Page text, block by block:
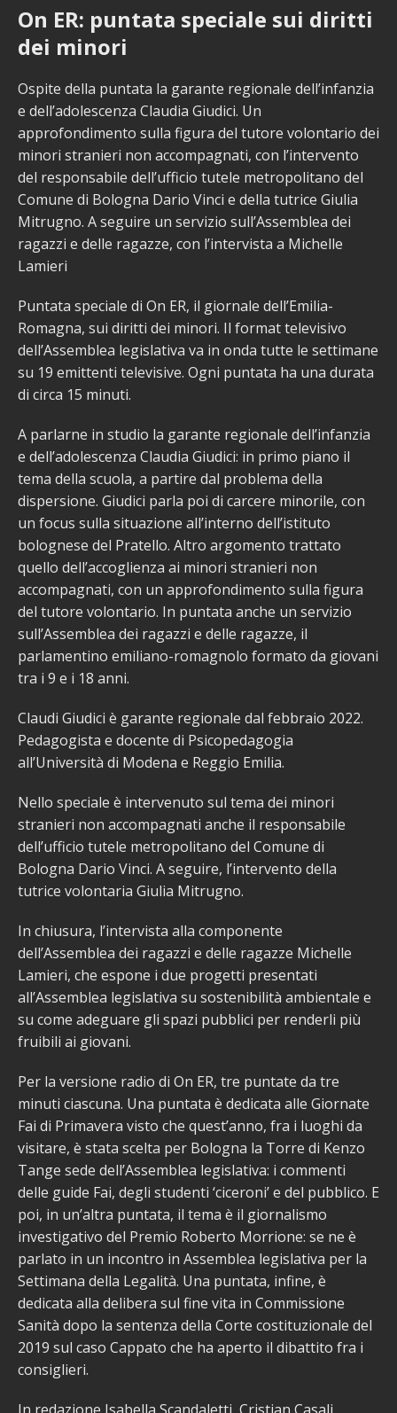
On ER: puntata speciale sui diritti
dei minori
Ospite della puntata la garante regionale dell’infanzia
e dell’adolescenza Claudia Giudici. Un
approfondimento sulla figura del tutore volontario dei
minori stranieri non accompagnati, con l’intervento
del responsabile dell’ufficio tutele metropolitano del
Comune di Bologna Dario Vinci e della tutrice Giulia
Mitrugno. A seguire un servizio sull’Assemblea dei
ragazzi e delle ragazze, con l’intervista a Michelle
Lamieri
Puntata speciale di On ER, il giornale dell’Emilia-
Romagna, sui diritti dei minori. Il format televisivo
dell’Assemblea legislativa va in onda tutte le settimane
su 19 emittenti televisive. Ogni puntata ha una durata
di circa 15 minuti.
A parlarne in studio la garante regionale dell’infanzia
e dell’adolescenza Claudia Giudici: in primo piano il
tema della scuola, a partire dal problema della
dispersione. Giudici parla poi di carcere minorile, con
un focus sulla situazione all’interno dell’istituto
bolognese del Pratello. Altro argomento trattato
quello dell’accoglienza ai minori stranieri non
accompagnati, con un approfondimento sulla figura
del tutore volontario. In puntata anche un servizio
sull’Assemblea dei ragazzi e delle ragazze, il
parlamentino emiliano-romagnolo formato da giovani
tra i 9 e i 18 anni.
Claudi Giudici è garante regionale dal febbraio 2022.
Pedagogista e docente di Psicopedagogia
all’Università di Modena e Reggio Emilia.
Nello speciale è intervenuto sul tema dei minori
stranieri non accompagnati anche il responsabile
dell’ufficio tutele metropolitano del Comune di
Bologna Dario Vinci. A seguire, l’intervento della
tutrice volontaria Giulia Mitrugno.
In chiusura, l’intervista alla componente
dell’Assemblea dei ragazzi e delle ragazze Michelle
Lamieri, che espone i due progetti presentati
all’Assemblea legislativa su sostenibilità ambientale e
su come adeguare gli spazi pubblici per renderli più
fruibili ai giovani.
Per la versione radio di On ER, tre puntate da tre
minuti ciascuna. Una puntata è dedicata alle Giornate
Fai di Primavera visto che quest’anno, fra i luoghi da
visitare, è stata scelta per Bologna la Torre di Kenzo
Tange sede dell’Assemblea legislativa: i commenti
delle guide Fai, degli studenti ‘ciceroni’ e del pubblico. E
poi, in un’altra puntata, il tema è il giornalismo
investigativo del Premio Roberto Morrione: se ne è
parlato in un incontro in Assemblea legislativa per la
Settimana della Legalità. Una puntata, infine, è
dedicata alla delibera sul fine vita in Commissione
Sanità dopo la sentenza della Corte costituzionale del
2019 sul caso Cappato che ha aperto il dibattito fra i
consiglieri.